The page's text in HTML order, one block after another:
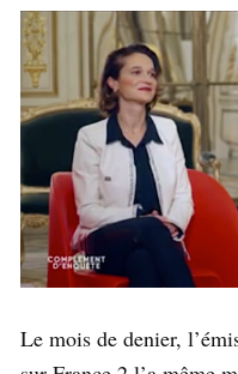
Le mois de denier,